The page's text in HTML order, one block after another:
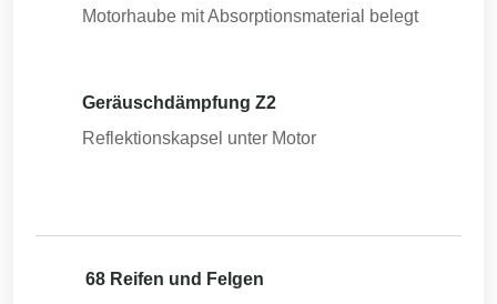
Motorhaube mit Absorptionsmaterial belegt
Geräuschdämpfung Z2
Reflektionskapsel unter Motor
68 Reifen und Felgen